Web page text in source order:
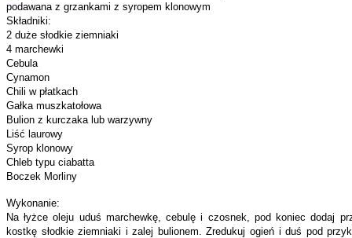
podawana z grzankami z syropem klonowym
Składniki:
2 duże słodkie ziemniaki
4 marchewki
Cebula
Cynamon
Chili w płatkach
Gałka muszkatołowa
Bulion z kurczaka lub warzywny
Liść laurowy
Syrop klonowy
Chleb typu ciabatta
Boczek Morliny
Wykonanie:
Na łyżce oleju uduś marchewkę, cebulę i czosnek, pod koniec dodaj
kostkę słodkie ziemniaki i zalej bulionem. Zredukuj ogień i duś pod